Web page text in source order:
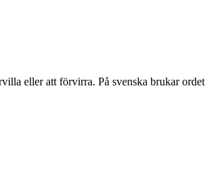
eller att förvirra. På svenska brukar ordet